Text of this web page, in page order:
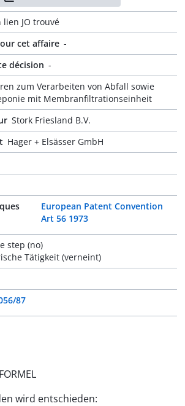
lien JO trouvé
cet affaire -
décision -
zum Verarbeiten von Abfall sowie
mit Membranfiltrationseinheit
Stork Friesland B.V.
Hager + Elsässer GmbH
European Patent Convention
Art 56 1973
step (no)
Tätigkeit (verneint)
87
wird entschieden: